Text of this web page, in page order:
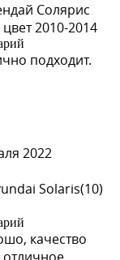
Солярис
2010-2014
подходит.
2022
Solaris(10)
качество